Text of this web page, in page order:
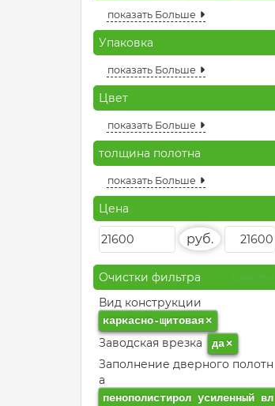
показать Больше
Упаковка
показать Больше
Цвет
показать Больше
толщина полотна
показать Больше
Цена
руб.
Очистки фильтра Очистка
Вид конструкции
каркасно-щитовая×
Заводская врезка да×
Заполнение дверного полотн
а
пенополистирол усиленный вл